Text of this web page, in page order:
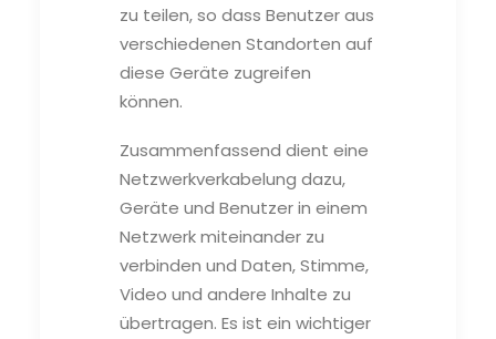
zu teilen, so dass Benutzer aus
verschiedenen Standorten auf
diese Geräte zugreifen
können.
Zusammenfassend dient eine
Netzwerkverkabelung dazu,
Geräte und Benutzer in einem
Netzwerk miteinander zu
verbinden und Daten, Stimme,
Video und andere Inhalte zu
übertragen. Es ist ein wichtiger